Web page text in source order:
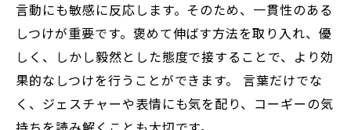
言動にも敏感に反応します。そのため、一貫性のある
しつけが重要です。褒めて伸ばす方法を取り入れ、優
しく、しかし毅然とした態度で接することで、より効
果的なしつけを行うことができます。 言葉だけでな
く、ジェスチャーや表情にも気を配り、コーギーの気